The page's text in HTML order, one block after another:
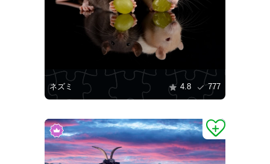
ネズミ 4.8 777